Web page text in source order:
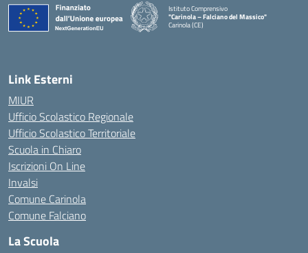
Istituto Comprensivo
"Carinola – Falciano del Massico"
Carinola (CE)
Link Esterni
MIUR
Ufficio Scolastico Regionale
Ufficio Scolastico Territoriale
Scuola in Chiaro
Iscrizioni On Line
Invalsi
Comune Carinola
Comune Falciano
La Scuola